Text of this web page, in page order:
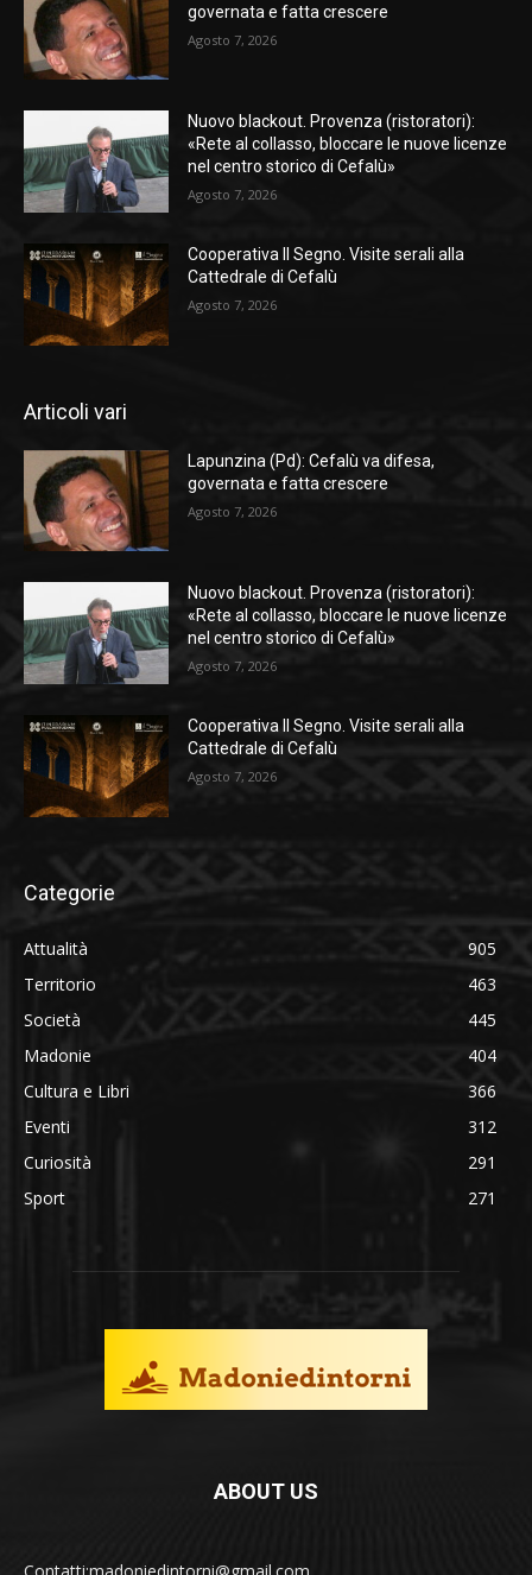
governata e fatta crescere
Agosto 7, 2026
Nuovo blackout. Provenza (ristoratori):
«Rete al collasso, bloccare le nuove licenze
nel centro storico di Cefalù»
Agosto 7, 2026
Cooperativa Il Segno. Visite serali alla
Cattedrale di Cefalù
Agosto 7, 2026
Articoli vari
Lapunzina (Pd): Cefalù va difesa,
governata e fatta crescere
Agosto 7, 2026
Nuovo blackout. Provenza (ristoratori):
«Rete al collasso, bloccare le nuove licenze
nel centro storico di Cefalù»
Agosto 7, 2026
Cooperativa Il Segno. Visite serali alla
Cattedrale di Cefalù
Agosto 7, 2026
Categorie
Attualità
905
Territorio
463
Società
445
Madonie
404
Cultura e Libri
366
Eventi
312
Curiosità
291
Sport
271
ABOUT US